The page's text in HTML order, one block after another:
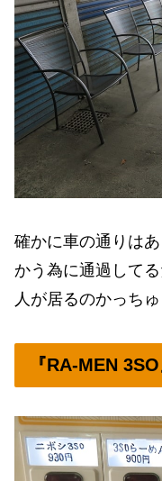
確かに車の通りは
かう為に通過して
人が居るのかっち
『RA-MEN